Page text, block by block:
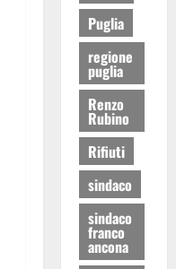
Puglia
regione
puglia
Renzo
Rubino
Rifiuti
sindaco
sindaco
franco
ancona